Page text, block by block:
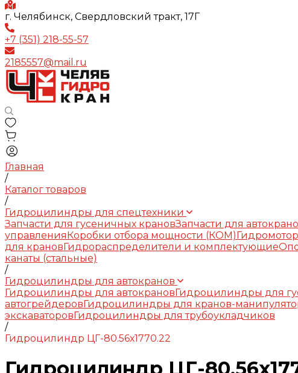
г. Челябинск, Свердловский тракт, 17Г
+7 (351) 218-55-57
2185557@mail.ru
Главная
/
Каталог товаров
/
Гидроцилиндры для спецтехники
Запчасти для гусеничных крановЗапчасти для
управленияКоробки отбора мощности (КОМ)
для крановГидрораспределители и комплектующие
канаты (стальные)
/
Гидроцилиндры для автокранов
Гидроцилиндры для автокрановГидроцилиндры для
автогрейдеровГидроцилиндры для кранов-
экскаваторовГидроцилиндры для трубоукладчиков
/
Гидроцилиндр ЦГ-80.56х1770.22